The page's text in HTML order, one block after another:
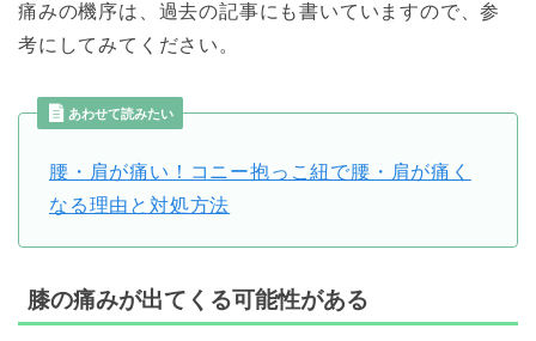
痛みの機序は、過去の記事にも書いていますので、参
考にしてみてください。
あわせて読みたい
腰・肩が痛い！コニー抱っこ紐で腰・肩が痛く
なる理由と対処方法
膝の痛みが出てくる可能性がある